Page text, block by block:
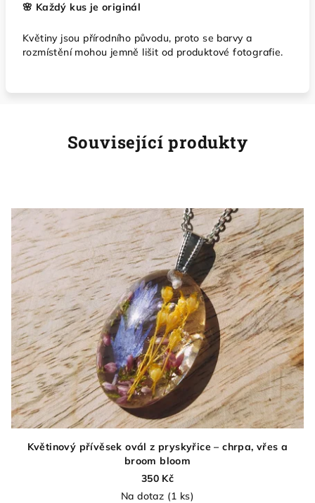
🌸 Každý kus je originál
Květiny jsou přírodního původu, proto se barvy a
rozmístění mohou jemně lišit od produktové fotografie.
Související produkty
Květinový přívěsek ovál z pryskyřice – chrpa, vřes a
broom bloom
350 Kč
Na dotaz (1 ks)